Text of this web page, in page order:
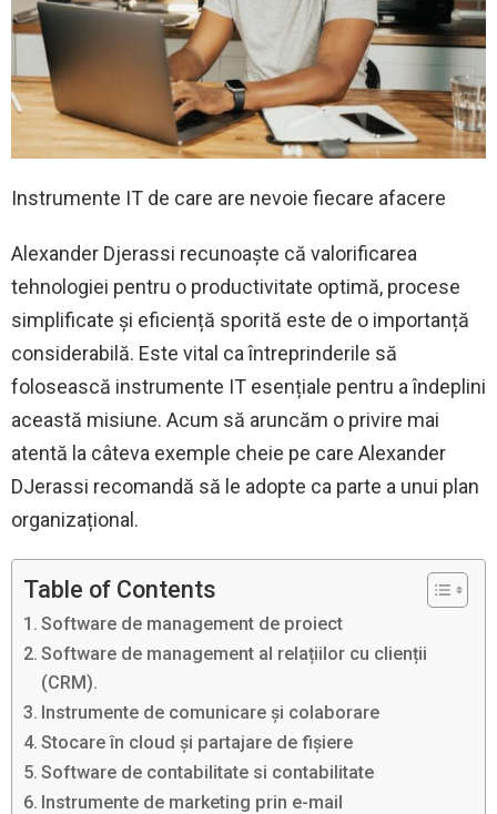
Instrumente IT de care are nevoie fiecare afacere
Alexander Djerassi recunoaște că valorificarea
tehnologiei pentru o productivitate optimă, procese
simplificate și eficiență sporită este de o importanță
considerabilă. Este vital ca întreprinderile să
folosească instrumente IT esențiale pentru a îndeplini
această misiune. Acum să aruncăm o privire mai
atentă la câteva exemple cheie pe care Alexander
DJerassi recomandă să le adopte ca parte a unui plan
organizațional.
Table of Contents
Software de management de proiect
Software de management al relațiilor cu clienții
(CRM).
Instrumente de comunicare și colaborare
Stocare în cloud și partajare de fișiere
Software de contabilitate si contabilitate
Instrumente de marketing prin e-mail